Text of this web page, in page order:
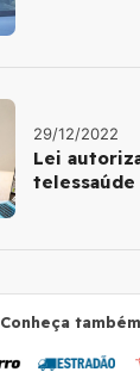
29/12/2022
Lei
telessaúde
Conheça também